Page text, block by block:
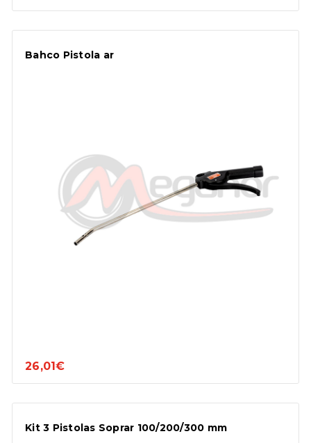
Bahco Pistola ar
26,01€
Kit 3 Pistolas Soprar 100/200/300 mm